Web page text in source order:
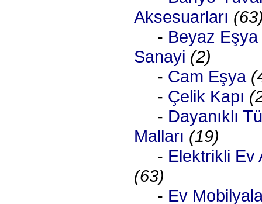
Aksesuarları
- Beyaz Eşya
Sanayi (2)
- Cam Eşya
- Çelik Kapı
- Dayanıklı
Malları (19)
- Elektrikli Ev
(63)
- Ev